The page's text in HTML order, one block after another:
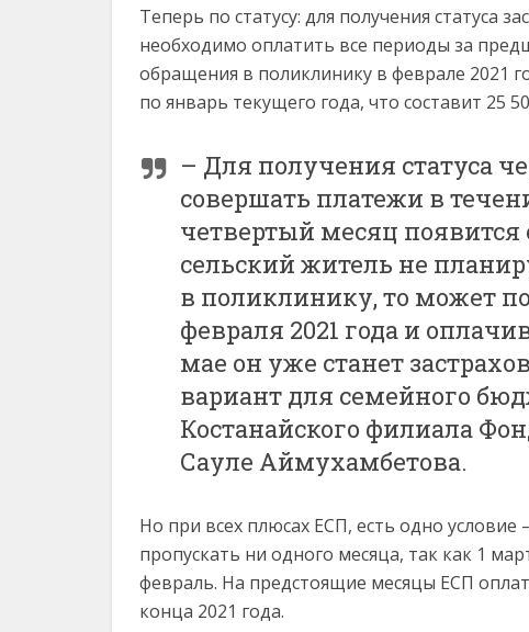
Теперь по статусу: для получения статуса
необходимо оплатить все периоды за
обращения в поликлинику в феврале 2021
по январь текущего года, что составит 25
– Для получения статуса
совершать платежи в
четвертый месяц появится
сельский житель не
в поликлинику, то может
февраля 2021 года и
мае он уже станет
вариант для семейного
Костанайского филиала
Сауле Аймухамбетова.
Но при всех плюсах ЕСП, есть одно
пропускать ни одного месяца, так как 1
февраль. На предстоящие месяцы ЕСП
конца 2021 года.